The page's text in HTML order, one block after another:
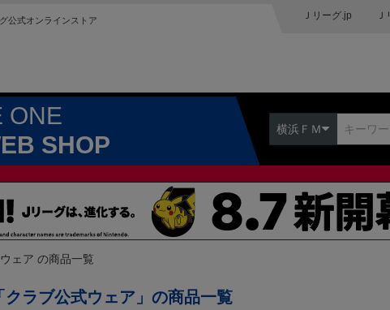
公式オンラインストア Ｊリーグ.jp
ONE
SHOP
横浜ＦＭ
ェア の商品一覧
クラブ公式ウェア」の商品一覧